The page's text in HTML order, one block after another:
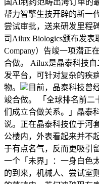
国AI制药范畴出海订单的
帮力智擎生技开辟的新一
尝试审批，送来研发里程
司Ailux Biologics颁布发
Company）告竣一项潜正
合做。 Ailux是晶泰科技
发平台，可针对复杂的疾
物。
目前，晶泰科技曾
竣合做。 「全球排名前二
们成立合做关系。」晶泰
说。正在晶泰科技位于河
公楼内，外表看起来并不
于有点名气，反而更吸引
一个「未界」：一身白色
的到来，机械人、尝试室